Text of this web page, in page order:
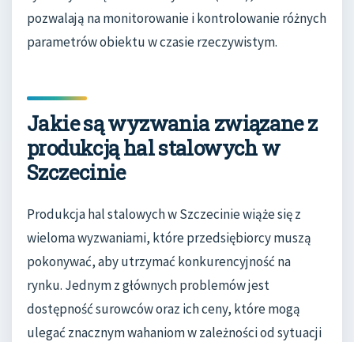
pozwalają na monitorowanie i kontrolowanie różnych
parametrów obiektu w czasie rzeczywistym.
Jakie są wyzwania związane z
produkcją hal stalowych w
Szczecinie
Produkcja hal stalowych w Szczecinie wiąże się z
wieloma wyzwaniami, które przedsiębiorcy muszą
pokonywać, aby utrzymać konkurencyjność na
rynku. Jednym z głównych problemów jest
dostępność surowców oraz ich ceny, które mogą
ulegać znacznym wahaniom w zależności od sytuacji